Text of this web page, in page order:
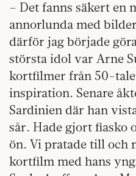
– Det fanns säkert en
annorlunda med
därför jag började
största idol var Arne
kortfilmer från 50-
inspiration. Senare
Sardinien där han
sår. Hade gjort fiasko
ön. Vi pratade till och
kortfilm med hans